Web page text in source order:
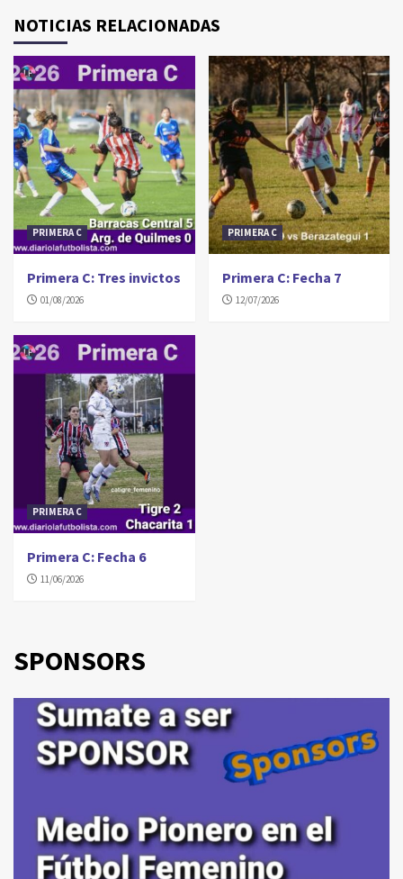
NOTICIAS RELACIONADAS
PRIMERA C
Primera C: Tres invictos
01/08/2026
PRIMERA C
Primera C: Fecha 7
12/07/2026
PRIMERA C
Primera C: Fecha 6
11/06/2026
SPONSORS